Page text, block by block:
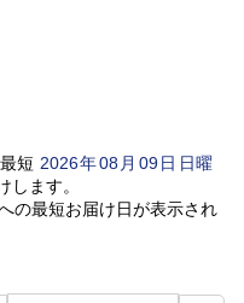
短 2026年08 月 09日日曜
します。
の最短お届け日が表示され